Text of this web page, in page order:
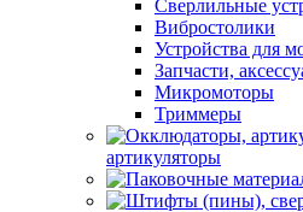
Сверлильные
Вибростолики
Устройства для
Запчасти,
Микромоторы
Триммеры
артикуляторы